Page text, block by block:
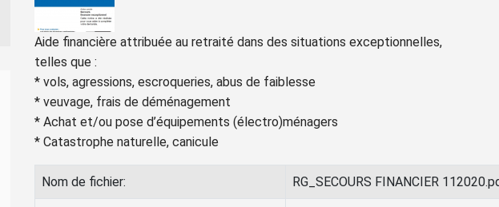
Aide financière attribuée au retraité dans des situations exceptionnelles,
telles que :
* vols, agressions, escroqueries, abus de faiblesse
* veuvage, frais de déménagement
* Achat et/ou pose d’équipements (électro)ménagers
* Catastrophe naturelle, canicule
Nom de fichier: RG_SECOURS FINANCIER